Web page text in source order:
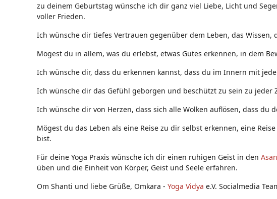
zu deinem Geburtstag wünsche ich dir ganz viel Liebe, Licht und
voller Frieden.
Ich wünsche dir tiefes Vertrauen gegenüber dem Leben, das
Mögest du in allem, was du erlebst, etwas Gutes erkennen, in dem
Ich wünsche dir, dass du erkennen kannst, dass du im Innern mit
Ich wünsche dir das Gefühl geborgen und beschützt zu sein zu
Ich wünsche dir von Herzen, dass sich alle Wolken auflösen, dass
Mögest du das Leben als eine Reise zu dir selbst erkennen, eine
bist.
Für deine Yoga Praxis wünsche ich dir einen ruhigen Geist in den
üben und die Einheit von Körper, Geist und Seele erfahren.
Om Shanti und liebe Grüße, Omkara - Yoga Vidya e.V. Socialmedia